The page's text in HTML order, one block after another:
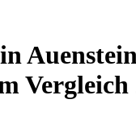
Vergleich